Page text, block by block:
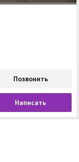
Позвонить
Написать